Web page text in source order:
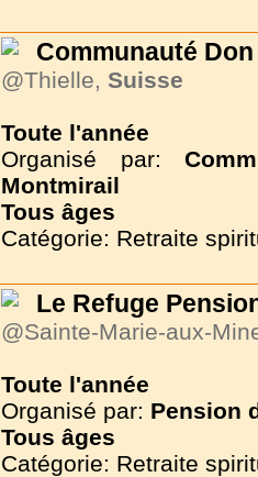
Communauté
@Thielle, Suisse
Toute l'année
Organisé par:
Montmirail
Tous âges
Catégorie: Retraite
Le Refuge
@Sainte-Marie-aux-
Toute l'année
Organisé par: Pension
Tous âges
Catégorie: Retraite